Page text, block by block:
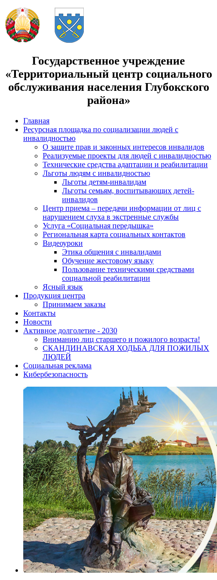
Государственное учреждение
«Территориальный центр социального
обслуживания населения Глубокского
района»
Главная
Ресурсная площадка по социализации людей с
инвалидностью
О защите прав и законных интересов инвалидов
Реализуемые проекты для людей с инвалидностью
Технические средства адаптации и реабилитации
Льготы людям с инвалидностью
Льготы детям-инвалидам
Льготы семьям, воспитывающих детей-
инвалидов
Центр приема – передачи информации от лиц с
нарушением слуха в экстренные службы
Услуга «Социальная передышка»
Региональная карта социальных контактов
Видеоуроки
Этика общения с инвалидами
Обучение жестовому языку
Пользование техническими средствами
социальной реабилитации
Ясный язык
Продукция центра
Принимаем заказы
Контакты
Новости
Активное долголетие - 2030
Вниманию лиц старшего и пожилого возраста!
CКАНДИНАВСКАЯ ХОДЬБА ДЛЯ ПОЖИЛЫХ
ЛЮДЕЙ
Социальная реклама
Кибербезопасность